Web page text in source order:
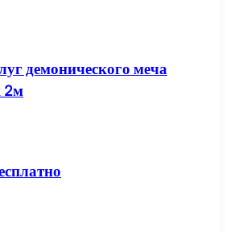
демонического меча
2м